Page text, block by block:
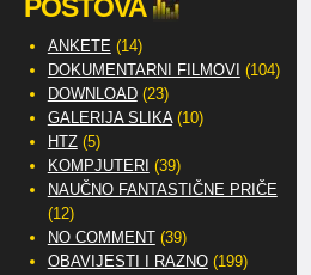
POSTOVA
ANKETE (14)
DOKUMENTARNI FILMOVI (104)
DOWNLOAD(23)
GALERIJA SLIKA(10)
HTZ(5)
KOMPJUTERI (39)
NAUČNO FANTASTIČNE PRIČE
(12)
NO COMMENT(39)
OBAVIJESTI I RAZNO(199)